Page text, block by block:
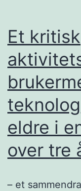
Et kritisk
eldre i
over tre
– et